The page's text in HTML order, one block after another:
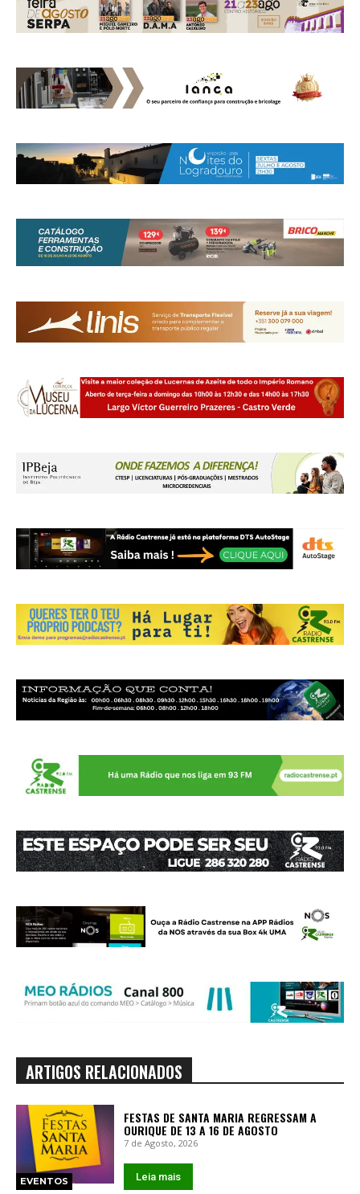
ARTIGOS RELACIONADOS
EVENTOS
FESTAS DE SANTA MARIA REGRESSAM A
OURIQUE DE 13 A 16 DE AGOSTO
7 de Agosto, 2026
Leia mais